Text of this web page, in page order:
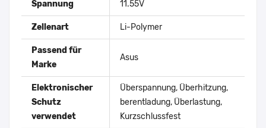
Spannung 11.55V
Zellenart Li-Polymer
Passend für
Marke
Asus
Elektronischer
Schutz
verwendet
Überspannung, Überhitzung,
berentladung, Überlastung,
Kurzschlussfest